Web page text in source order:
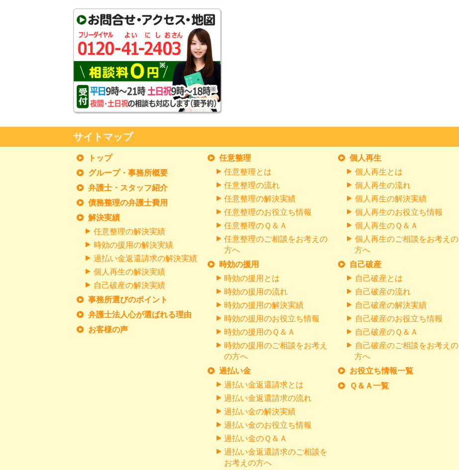
サイトマップ
トップ
グループ・事務所概要
弁護士・スタッフ紹介
債務整理の弁護士費用
解決実績
任意整理の解決実績
時効の援用の解決実績
過払い金返還請求の解決実績
個人再生の解決実績
自己破産の解決実績
事務所選びのポイント
弁護士法人心が選ばれる理由
お客様の声
任意整理
任意整理とは
任意整理の流れ
任意整理の解決実績
任意整理のお役立ち情報
任意整理のＱ＆Ａ
任意整理のご相談をお考えの
方へ
時効の援用
時効の援用とは
時効の援用の流れ
時効の援用の解決実績
時効の援用のお役立ち情報
時効の援用のＱ＆Ａ
時効の援用のご相談をお考え
の方へ
過払い金
過払い金返還請求とは
過払い金返還請求の流れ
過払い金の解決実績
過払い金のお役立ち情報
過払い金のＱ＆Ａ
過払い金返還請求のご相談を
お考えの方へ
個人再生
個人再生とは
個人再生の流れ
個人再生の解決実績
個人再生のお役立ち情報
個人再生のＱ＆Ａ
個人再生のご相談をお考えの
方へ
自己破産
自己破産とは
自己破産の流れ
自己破産の解決実績
自己破産のお役立ち情報
自己破産のＱ＆Ａ
自己破産のご相談をお考えの
方へ
お役立ち情報一覧
Ｑ＆Ａ一覧